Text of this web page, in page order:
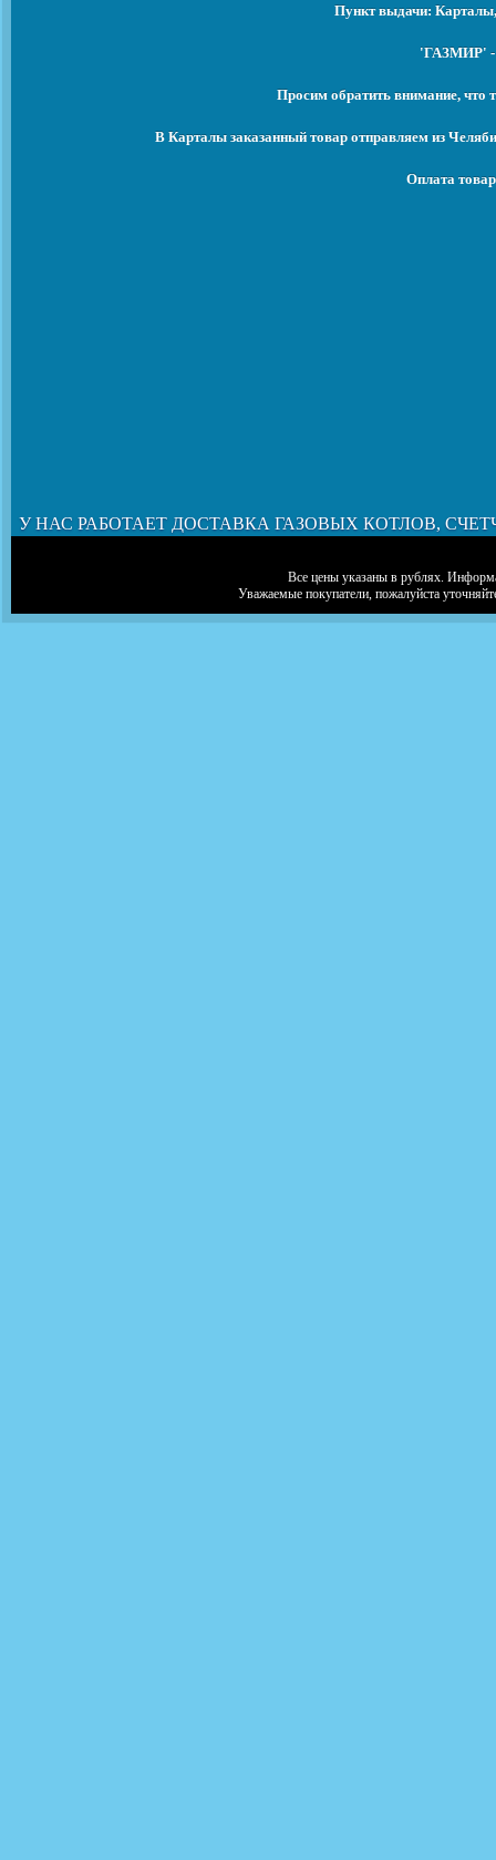
Пункт выдачи:
'ГАЗМИР' -
Просим обратить внимание, что
В Карталы заказанный товар отправляем из
Оплата
У НАС РАБОТАЕТ ДОСТАВКА ГАЗОВЫХ КОТЛОВ,
Все цены указаны в рублях.
Уважаемые покупатели, пожалуйста